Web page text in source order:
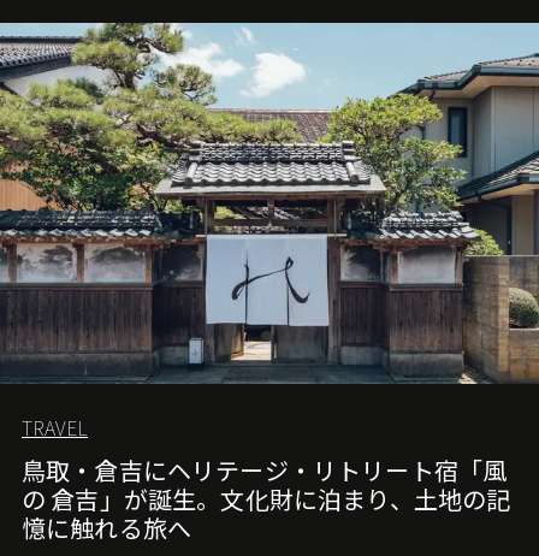
TRAVEL
鳥取・倉吉にヘリテージ・リトリート宿「風
の 倉吉」が誕生。文化財に泊まり、土地の記
憶に触れる旅へ